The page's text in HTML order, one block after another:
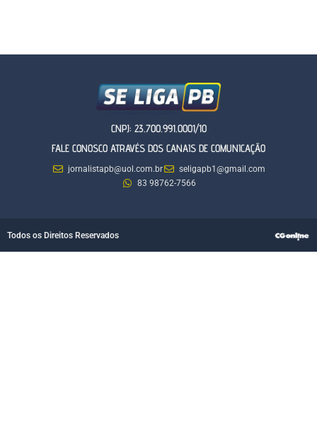
CNPJ: 23.700.991.0001/10
FALE CONOSCO ATRAVÉS DOS CANAIS DE COMUNICAÇÃO
jornalistapb@uol.com.br
seligapb1@gmail.com
83 98762-7566
Todos os Direitos Reservados